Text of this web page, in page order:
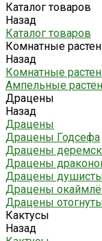
Каталог товаров
Назад
Каталог товаров
Комнатные
Назад
Комнатные
Ампельные
Драцены
Назад
Драцены
Драцены Годсефа
Драцены
Драцены
Драцены
Драцены
Драцены
Кактусы
Назад